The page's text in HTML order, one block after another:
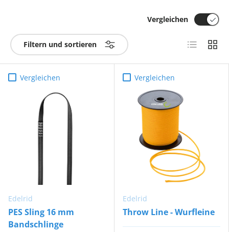
Filtern und sortieren
Vergleichen
Vergleichen
Edelrid
PES Sling 16 mm
Bandschlinge
Vergleichen
Edelrid
Throw Line - Wurfleine